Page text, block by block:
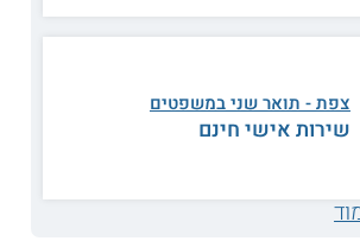
ועוד
המחקרי יש צורך בממוצע ציונים גבוה
מצטיינים במיוחד. במסגרתתנאי הקבלה
במסלול זה, יש צורך להציג מכתבי המלצה
צפת - תואר שני במשפטים
שירות אישי חינם